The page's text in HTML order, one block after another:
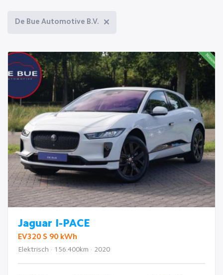
De Bue Automotive B.V.
Jaguar I-PACE
EV320 S 90 kWh
Elektrisch · 156.400km · 2020